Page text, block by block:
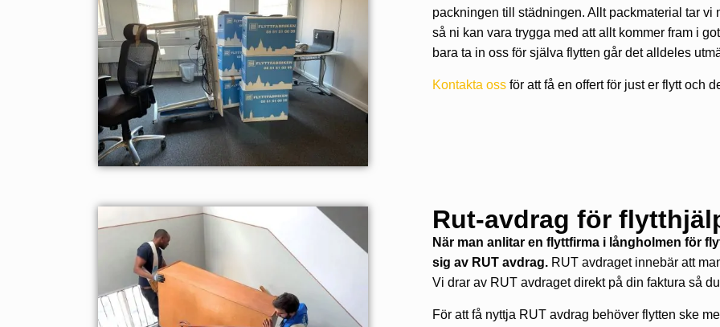
packningen till städningen. Allt packmaterial tar
så ni kan vara trygga med att allt kommer fram i
bara ta in oss för själva flytten går det alldeles
Kontakta oss för att få en offert för just er flytt och
Rut-avdrag för
När man anlitar en flyttfirma i långholmen för
sig av RUT avdrag. RUT avdraget innebär att
Vi drar av RUT avdraget direkt på din faktura så
För att få nyttja RUT avdrag behöver flytten ske